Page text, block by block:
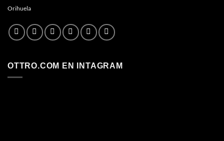
Orihuela
OTTRO.COM EN INTAGRAM